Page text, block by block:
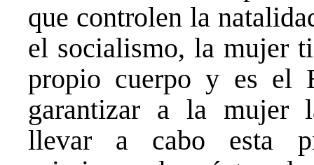
que controlen la
el socialismo, la mujer
propio cuerpo y es el
garantizar a la mujer
llevar a cabo esta